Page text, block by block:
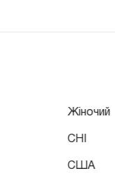
Жіночий
CHI
США